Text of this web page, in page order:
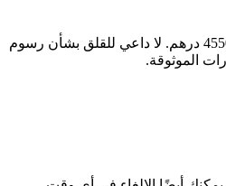
ابحث عن سيارتك المثالية بسهولة وثقة مع سيارات اشتراك منتهي بالتمليك. إذا كنت تبحث عن موديل ، فإننا نقدم لك أفضل الخيارات بأسعار تبدأ من 1550 درهم وتصل إلى 4550 درهم. لا داعي للقلق بشأن رسوم
الموثوقة.